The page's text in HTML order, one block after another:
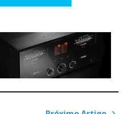
Kirche (ver HIGHEND
e da participação das
(ver HIGHEND 2005: teste
a Audio Physics demonstrou